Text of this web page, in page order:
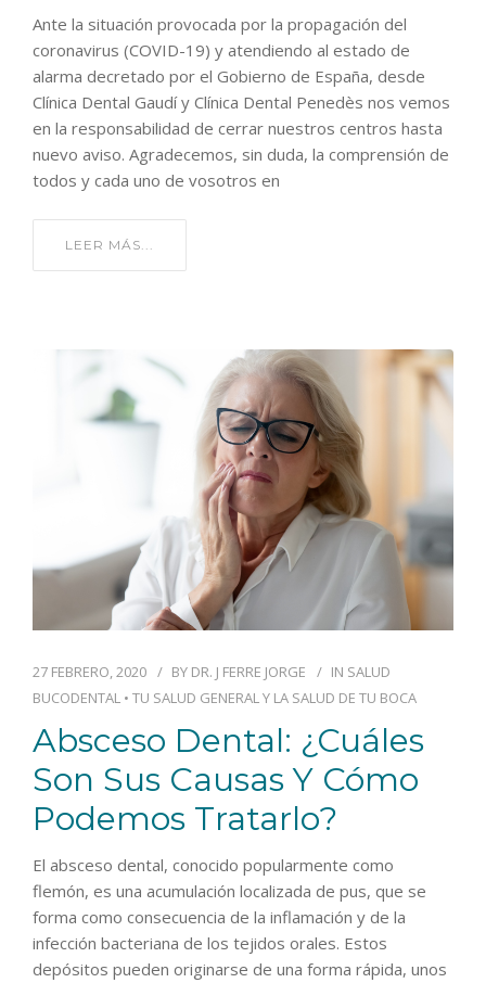
Ante la situación provocada por la propagación del
coronavirus (COVID-19) y atendiendo al estado de
alarma decretado por el Gobierno de España, desde
Clínica Dental Gaudí y Clínica Dental Penedès nos vemos
en la responsabilidad de cerrar nuestros centros hasta
nuevo aviso. Agradecemos, sin duda, la comprensión de
todos y cada uno de vosotros en
LEER MÁS...
27 FEBRERO, 2020 BY DR. J FERRE JORGE IN SALUD
BUCODENTAL • TU SALUD GENERAL Y LA SALUD DE TU BOCA
Absceso Dental: ¿cuáles
Son Sus Causas Y Cómo
Podemos Tratarlo?
El absceso dental, conocido popularmente como
flemón, es una acumulación localizada de pus, que se
forma como consecuencia de la inflamación y de la
infección bacteriana de los tejidos orales. Estos
depósitos pueden originarse de una forma rápida, unos